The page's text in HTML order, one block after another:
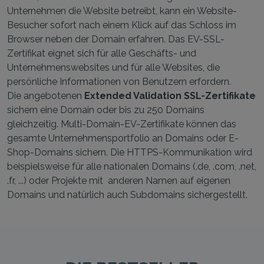
Unternehmen die Website betreibt, kann ein Website-
Besucher sofort nach einem Klick auf das Schloss im
Browser neben der Domain erfahren. Das EV-SSL-
Zertifikat eignet sich für alle Geschäfts- und
Unternehmenswebsites und für alle Websites, die
persönliche Informationen von Benutzern erfordern.
Die angebotenen Extended Validation SSL-Zertifikate
sichern eine Domain oder bis zu 250 Domains
gleichzeitig. Multi-Domain-EV-Zertifikate können das
gesamte Unternehmensportfolio an Domains oder E-
Shop-Domains sichern. Die HTTPS-Kommunikation wird
beispielsweise für alle nationalen Domains (.de, .com, .net,
.fr, ...) oder Projekte mit anderen Namen auf eigenen
Domains und natürlich auch Subdomains sichergestellt.